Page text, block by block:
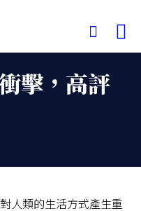
擊，高評
人類的生活方式產生重